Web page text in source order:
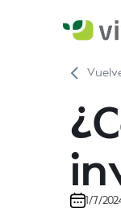
1/7/